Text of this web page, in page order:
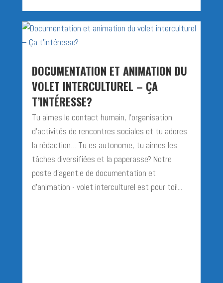
DOCUMENTATION ET ANIMATION DU
VOLET INTERCULTUREL – ÇA
T’INTÉRESSE?
Tu aimes le contact humain, l’organisation
d’activités de rencontres sociales et tu adores
la rédaction… Tu es autonome, tu aimes les
tâches diversifiées et la paperasse? Notre
poste d’agent.e de documentation et
d'animation - volet interculturel est pour toi!...